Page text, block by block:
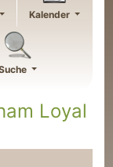
Kalender
Loyal